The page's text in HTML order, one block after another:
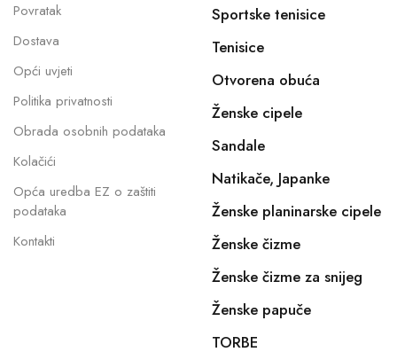
Povratak
Dostava
Opći uvjeti
Politika privatnosti
Obrada osobnih podataka
Kolačići
Opća uredba EZ o zaštiti
podataka
Kontakti
Sportske tenisice
Tenisice
Otvorena obuća
Ženske cipele
Sandale
Natikače, Japanke
Ženske planinarske cipele
Ženske čizme
Ženske čizme za snijeg
Ženske papuče
TORBE